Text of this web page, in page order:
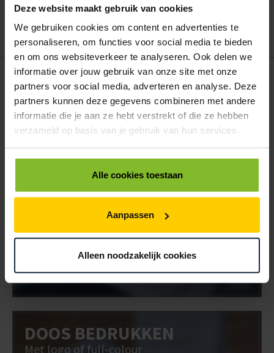
Deze website maakt gebruik van cookies
We gebruiken cookies om content en advertenties te
personaliseren, om functies voor social media te bieden
en om ons websiteverkeer te analyseren. Ook delen we
informatie over jouw gebruik van onze site met onze
partners voor social media, adverteren en analyse. Deze
partners kunnen deze gegevens combineren met andere
informatie die je aan ze hebt verstrekt of die ze hebben
verzameld op basis van je gebruik van hun services.
Alle cookies toestaan
Aanpassen
Alleen noodzakelijk cookies
te bestellen. Uw bestel- en offertelijsten kunt u terugvinden in uw
POSTDOOS BEDRUKKEN
Voor een veilige verzending
VOOR BOEKEN TOT ONDERDELEN
BRIEVENBUSDOOS
BEDRUKKEN
Post stevig verpakt
DOOS BEDRUKKEN
Met logo of full-colour